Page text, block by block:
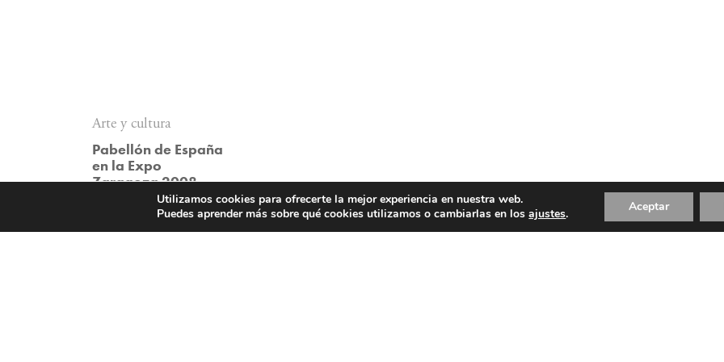
Arte y cultura
Pabellón de España
en la Expo
Zaragoza 2008
Utilizamos cookies para ofrecerte la mejor experiencia en nuestra web.
Puedes aprender más sobre qué cookies utilizamos o cambiarlas en losajustes. Aceptar